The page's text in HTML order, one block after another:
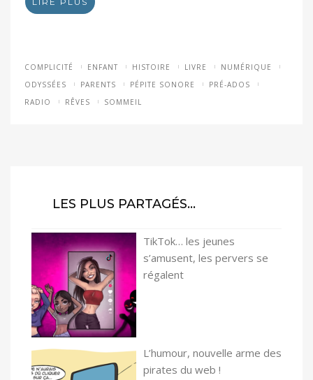
COMPLICITÉ ENFANT HISTOIRE LIVRE
NUMÉRIQUE
ODYSSÉES
PARENTS PÉPITE SONORE
PRÉ-ADOS
RADIO
RÊVES SOMMEIL
LES PLUS PARTAGÉS…
TikTok… les jeunes
s’amusent, les pervers se
régalent
L’humour, nouvelle arme des
pirates du web !